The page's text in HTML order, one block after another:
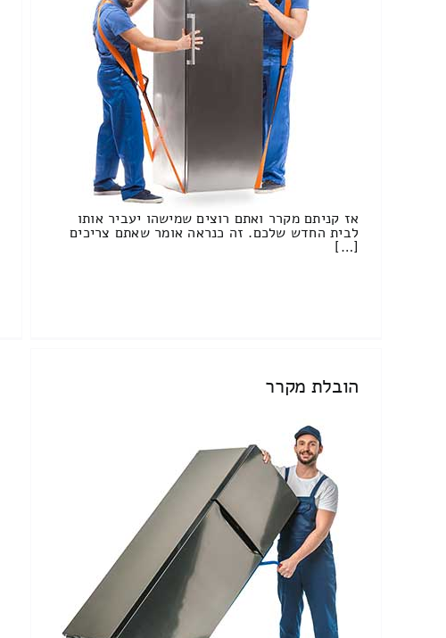
אז קניתם מקרר ואתם רוצים שמישהו יעביר אותו
לבית החדש שלכם. זה כנראה אומר שאתם צריכים
[…]
הובלת מקרר